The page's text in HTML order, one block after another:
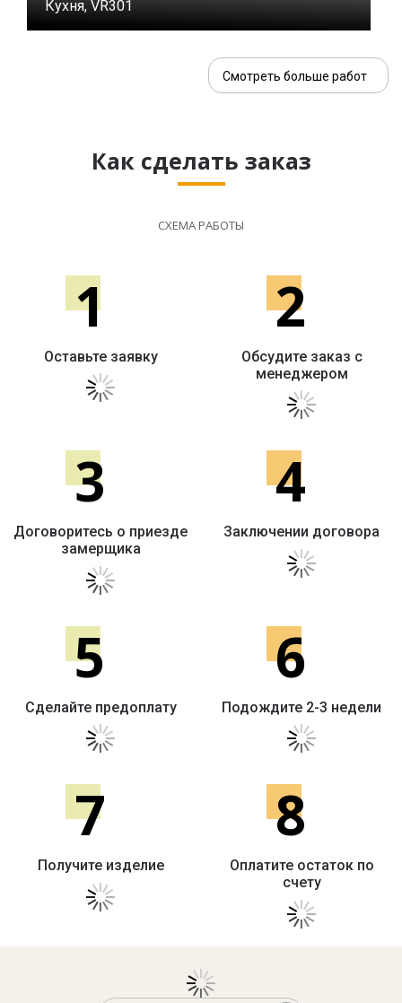
Кухня, VR301
Смотреть больше работ
Как сделать заказ
СХЕМА РАБОТЫ
1
Оставьте заявку
2
Обсудите заказ с
менеджером
3
Договоритесь о приезде
замерщика
4
Заключении договора
5
Сделайте предоплату
6
Подождите 2-3 недели
7
Получите изделие
8
Оплатите остаток по
счету